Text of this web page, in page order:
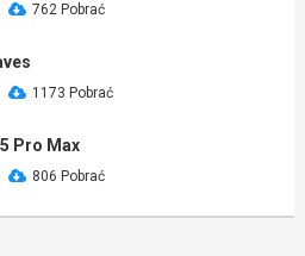
762 Pobrać
1173 Pobrać
Pro Max
806 Pobrać